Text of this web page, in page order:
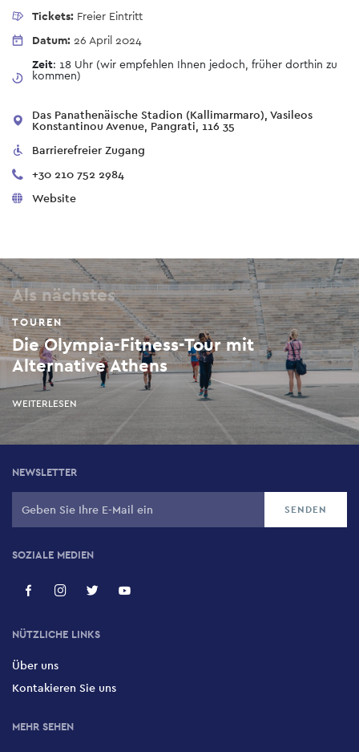
Tickets: Freier Eintritt
Datum: 26 April 2024
Zeit: 18 Uhr (wir empfehlen Ihnen jedoch, früher dorthin zu
kommen)
Das Panathenäische Stadion (Kallimarmaro), Vasileos
Konstantinou Avenue, Pangrati, 116 35
Barrierefreier Zugang
+30 210 752 2984
Website
Als nächstes
TOUREN
Die Olympia-Fitness-Tour mit
Alternative Athens
WEITERLESEN
NEWSLETTER
SOZIALE MEDIEN
NÜTZLICHE LINKS
Über uns
Kontakieren Sie uns
MEHR SEHEN